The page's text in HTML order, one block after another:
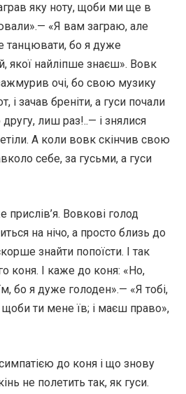
яку ноту, щоби ми ще в
«Я вам заграю, але
танцювати, бо я дуже
якої найліпше знаєш». Вовк
очі, бо свою музику
і зачав бреніти, а гуси почали
другу, лиш раз!..— і знялися
А коли вовк скінчив свою
себе, за гусьми, а гуси
прислів’я. Вовкові голод
на нічо, а просто близь до
знайти попоїсти. І так
коня. І каже до коня: «Но,
бо я дуже голоден».— «Я тобі,
ти мене їв; і маєш право»,
до коня і що знову
не полетить так, як гуси.